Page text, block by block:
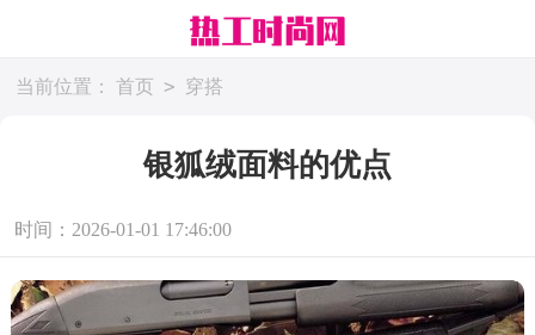
当前位置： 首页 > 穿搭
银狐绒面料的优点
时间：2026-01-01 17:46:00